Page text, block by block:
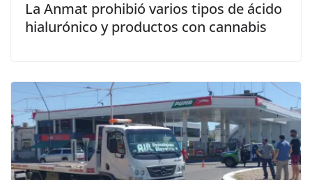
La Anmat prohibió varios tipos de ácido
hialurónico y productos con cannabis